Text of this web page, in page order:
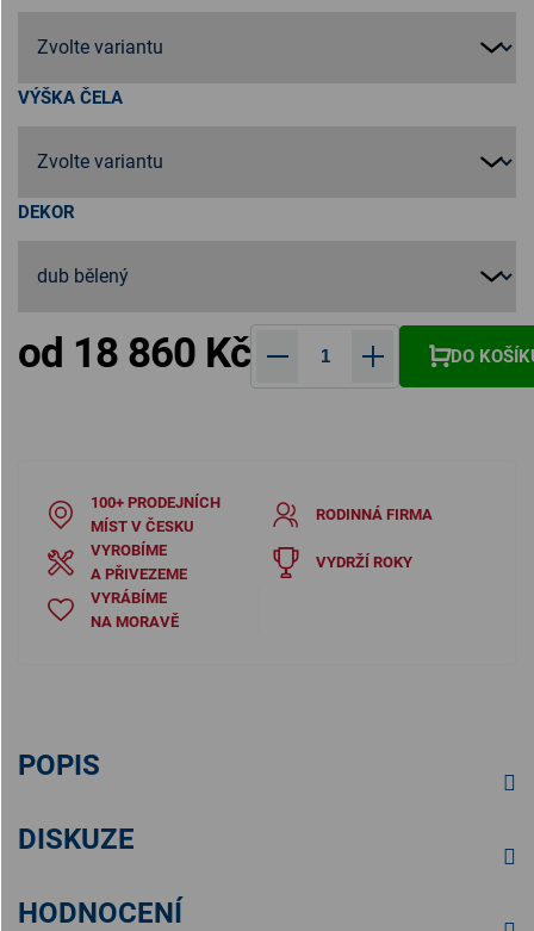
VÝŠKA ČELA
DEKOR
od 18 860 Kč DO
100+ PRODEJNÍCH
MÍST V ČESKU
RODINNÁ FIRMA
VYROBÍME
A PŘIVEZEME
VYDRŽÍ ROKY
VYRÁBÍME
NA MORAVĚ
POPIS
DISKUZE
HODNOCENÍ